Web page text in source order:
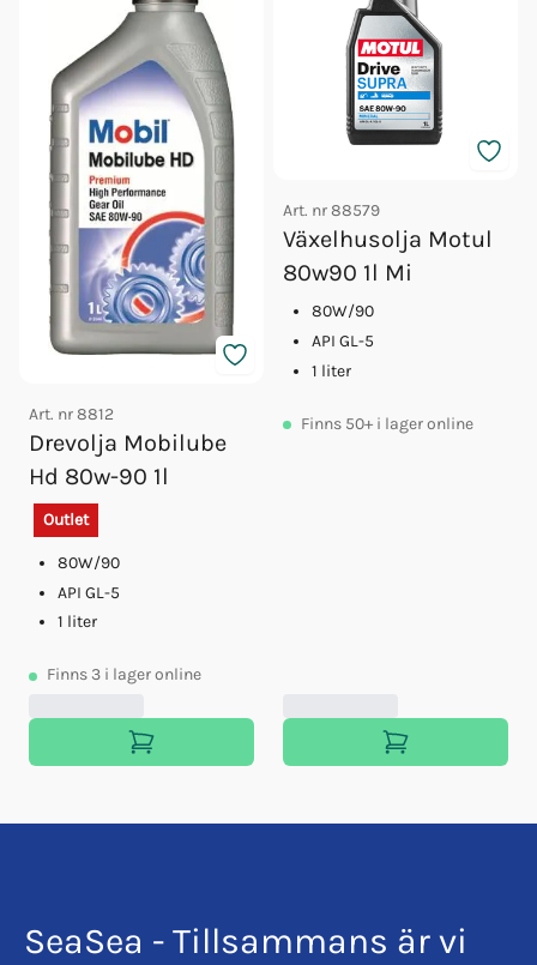
Art. nr8812
Drevolja Mobilube
Hd 80w-90 1l
Outlet
80W/90
API GL-5
1 liter
Finns 3 i lager online
Art. nr88579
Växelhusolja Motul
80w90 1l Mi
80W/90
API GL-5
1 liter
Finns 50+ i lager online
SeaSea - Tillsammans är vi